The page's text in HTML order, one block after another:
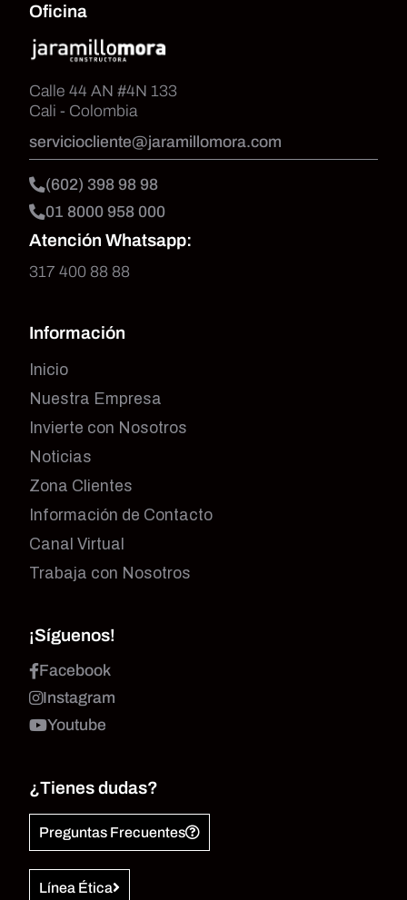
Oficina
Calle 44 AN #4N 133
Cali - Colombia
serviciocliente@jaramillomora.com
(602) 398 98 98
01 8000 958 000
Atención Whatsapp:
317 400 88 88
Información
Inicio
Nuestra Empresa
Invierte con Nosotros
Noticias
Zona Clientes
Información de Contacto
Canal Virtual
Trabaja con Nosotros
¡Síguenos!
Facebook
Instagram
Youtube
¿Tienes dudas?
Preguntas Frecuentes
Línea Ética